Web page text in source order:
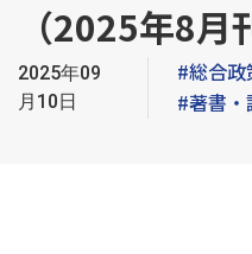
（2025年8
2025年09
月10日
#総合政
#著書・